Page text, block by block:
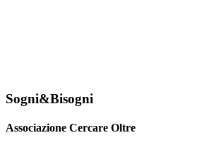
Sogni&Bisogni
Associazione Cercare Oltre